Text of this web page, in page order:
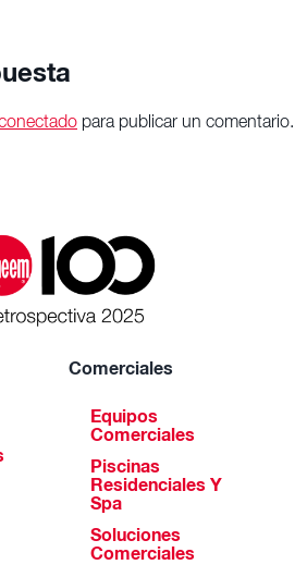
para publicar un comentario.
Comerciales
Equipos
Comerciales
Piscinas
Residenciales Y
Spa
Soluciones
Comerciales